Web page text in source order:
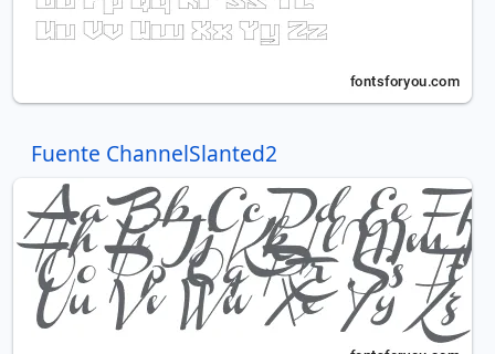
Fuente ChannelSlanted2